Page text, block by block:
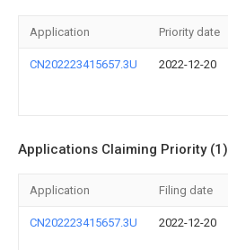
Application Priority date
CN202223415657.3U 2022-12-20
Applications Claiming Priority (1)
Application Filing date
CN202223415657.3U 2022-12-20